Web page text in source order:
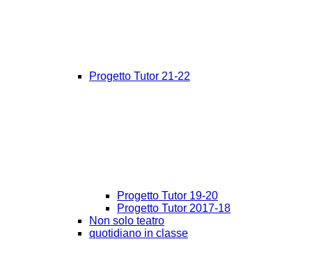
Progetto Tutor 21-22
Progetto Tutor 19-20
Progetto Tutor 2017-18
Non solo teatro
quotidiano in classe